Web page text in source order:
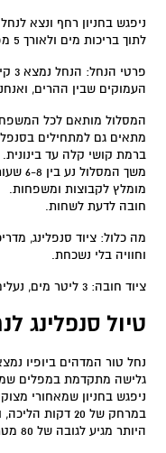
ניפגש בחניון רחף ונצא
לתוך בריכות מים ולאורך 5 מפלים כשהגבוה ביותר מגיע ל35 מטרים.
העמוקים שבין ההרים,
המסלול מותאם לכל
מתאים גם למתחילים
ברמת קושי קלה עד בינונית.
משך המסלול נע בין 6-8 שעות,
מומלץ לקבוצות ומשפחות.
חובה לדעת לשחות.
מה כלול: ציוד סנפלינג,
וחוויה בלי נשכחת.
ציוד חובה: 3 ליטר מים, נעלים סגורות, גומייה לשיער לבעלי שיער ארוך.
טיול סנפלינג
נחל טור המדהים ביופיו
גלישה מתקדמת במפלים שמגיעים
היותר מגיע לגובה של 80 מטרים.